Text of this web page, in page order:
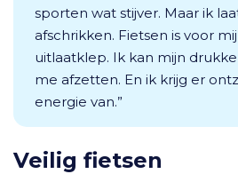
sporten wat stijver. Maar ik
afschrikken. Fietsen is voor
uitlaatklep. Ik kan mijn
me afzetten. En ik krijg er
energie van.”
Veilig fietsen